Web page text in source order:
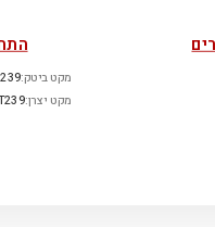
מקט ביטק:
מקט יצרן: